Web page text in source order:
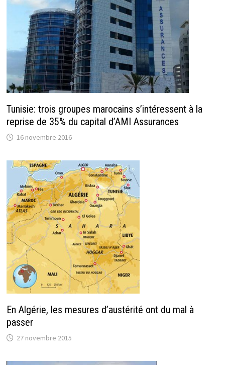
Tunisie: trois groupes marocains s’intéressent à la
reprise de 35% du capital d’AMI Assurances
16 novembre 2016
En Algérie, les mesures d’austérité ont du mal à
passer
27 novembre 2015